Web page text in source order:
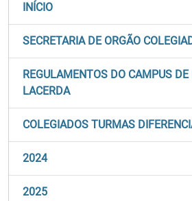
INÍCIO
SECRETARIA DE ORGÃO
REGULAMENTOS DO CAMPUS DE
LACERDA
COLEGIADOS TURMAS
2024
2025